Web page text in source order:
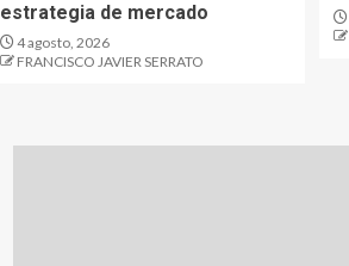
estrategia de mercado
4 agosto, 2026
FRANCISCO JAVIER SERRATO